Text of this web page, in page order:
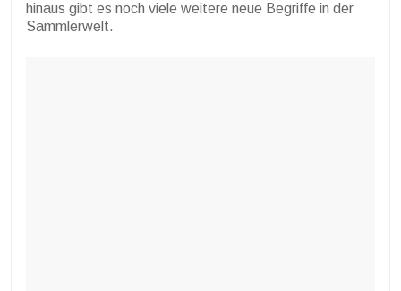
hinaus gibt es noch viele weitere neue Begriffe in der
Sammlerwelt.